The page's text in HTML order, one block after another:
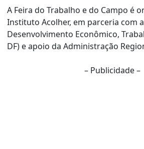
A Feira do Trabalho e do Campo é
Instituto Acolher, em parceria com
Desenvolvimento Econômico,
DF) e apoio da Administração
– Publicidade –